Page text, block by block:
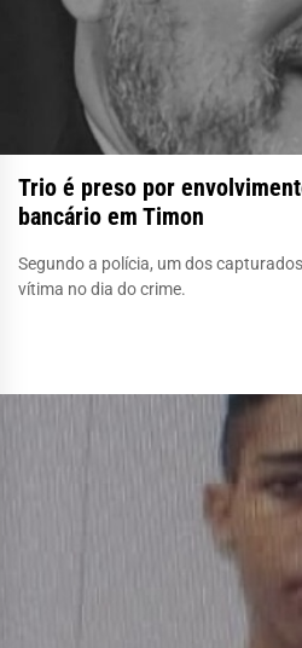
Trio é preso por
bancário em Timon
Segundo a polícia, um dos
vítima no dia do crime.